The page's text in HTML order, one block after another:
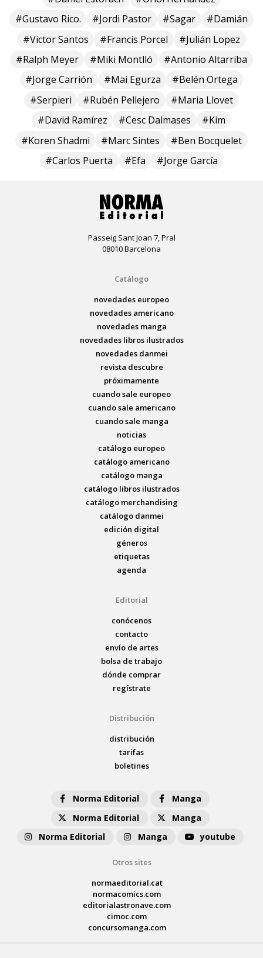
#Gustavo Rico.
#Jordi Pastor #Sagar
#Damián
#Victor Santos
#Francis Porcel
#Julián Lopez
#Ralph Meyer
#Miki Montlló
#Antonio Altarriba
#Jorge Carrión
#Mai Egurza
#Belén Ortega
#Serpieri
#Rubén Pellejero
#Maria Llovet
#David Ramírez
#Cesc Dalmases
#Kim
#Koren Shadmi
#Marc Sintes
#Ben Bocquelet
#Carlos Puerta
#Efa #Jorge García
Passeig Sant Joan 7, Pral
08010 Barcelona
Catálogo
novedades europeo
novedades americano
novedades manga
novedades libros ilustrados
novedades danmei
revista descubre
próximamente
cuando sale europeo
cuando sale americano
cuando sale manga
noticias
catálogo europeo
catálogo americano
catálogo manga
catálogo libros ilustrados
catálogo merchandising
catálogo danmei
edición digital
géneros
etiquetas
agenda
Editorial
conócenos
contacto
envío de artes
bolsa de trabajo
dónde comprar
regístrate
Distribución
distribución
tarifas
boletines
Norma Editorial
Manga
Norma Editorial
Manga
Norma Editorial
Manga youtube
Otros sites
normaeditorial.cat
normacomics.com
editorialastronave.com
cimoc.com
concursomanga.com